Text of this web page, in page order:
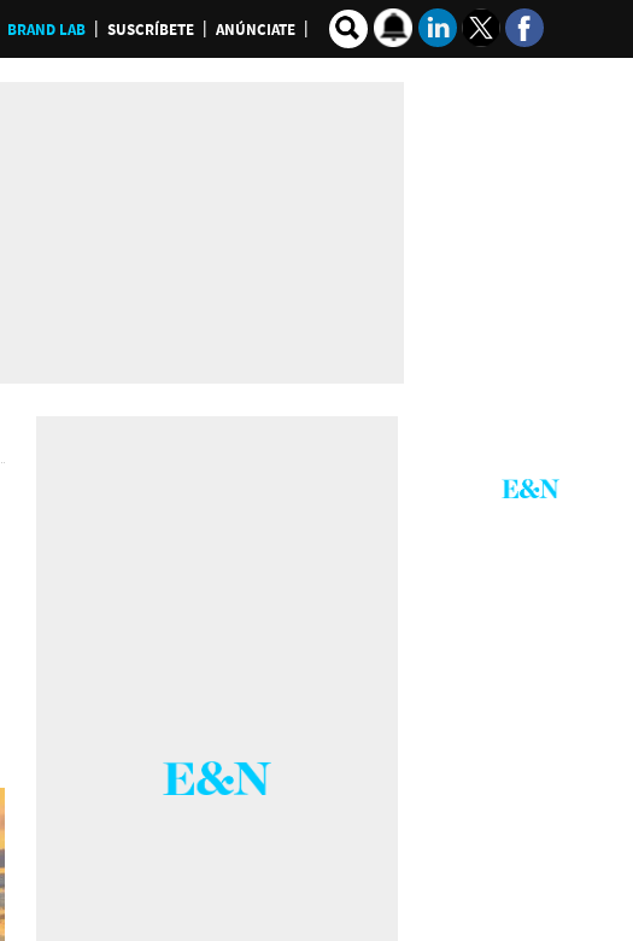
BRAND LAB SUSCRÍBETE ANÚNCIATE